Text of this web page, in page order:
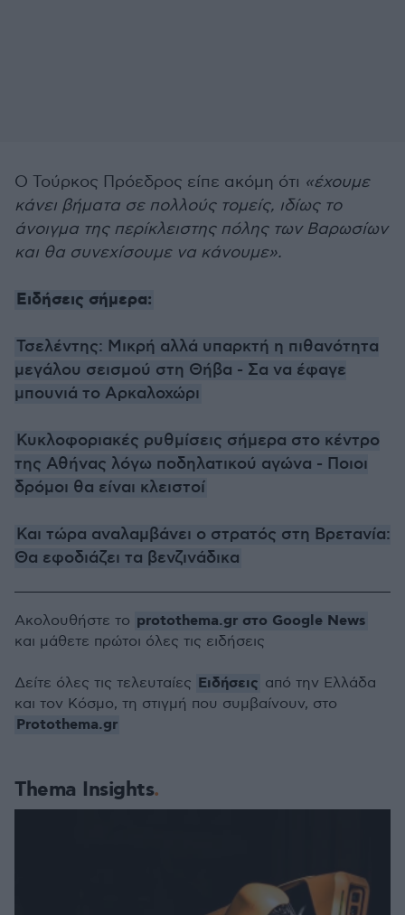
Ο Τούρκος Πρόεδρος είπε ακόμη ότι «έχουμε
κάνει βήματα σε πολλούς τομείς, ιδίως το
άνοιγμα της περίκλειστης πόλης των Βαρωσίων
και θα συνεχίσουμε να κάνουμε».
Ειδήσεις σήμερα:
Τσελέντης: Μικρή αλλά υπαρκτή η πιθανότητα
μεγάλου σεισμού στη Θήβα - Σα να έφαγε
μπουνιά το Αρκαλοχώρι
Κυκλοφοριακές ρυθμίσεις σήμερα στο κέντρο
της Αθήνας λόγω ποδηλατικού αγώνα - Ποιοι
δρόμοι θα είναι κλειστοί
Και τώρα αναλαμβάνει ο στρατός στη Βρετανία:
Θα εφοδιάζει τα βενζινάδικα
Thema Insights
Ακολουθήστε το protothema.gr στο Google News
και μάθετε πρώτοι όλες τις ειδήσεις
Δείτε όλες τις τελευταίες Ειδήσεις από την Ελλάδα
και τον Κόσμο, τη στιγμή που συμβαίνουν, στο
Protothema.gr